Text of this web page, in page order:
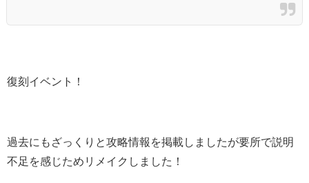
復刻イベント！
過去にもざっくりと攻略情報を掲載しましたが要所で説明
不足を感じためリメイクしました！